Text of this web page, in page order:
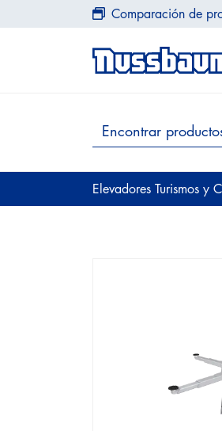
Comparación de
Elevadores Turismos y